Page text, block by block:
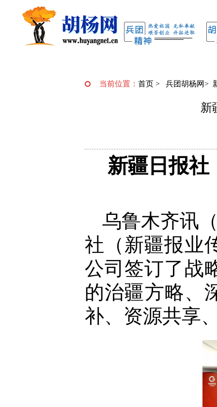
当前位置： 首页 > 兵团胡杨网>
新
新疆日报社
乌鲁木齐讯
社（新疆报业
公司签订了战
的治疆方略、
补、资源共享